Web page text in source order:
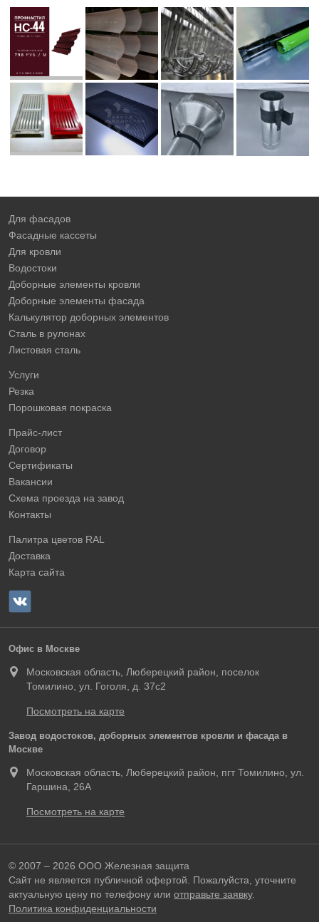
Для фасадов
Фасадные кассеты
Для кровли
Водостоки
Доборные элементы кровли
Доборные элементы фасада
Калькулятор доборных элементов
Сталь в рулонах
Листовая сталь
Услуги
Резка
Порошковая покраска
Прайс-лист
Договор
Сертификаты
Вакансии
Схема проезда на завод
Контакты
Палитра цветов RAL
Доставка
Карта сайта
Офис в Москве
Московская область, Люберецкий район, поселок
Томилино, ул. Гоголя, д. 37с2
Посмотреть на карте
Завод водостоков, доборных элементов кровли и фасада в
Москве
Московская область, Люберецкий район, пгт Томилино, ул.
Гаршина, 26А
Посмотреть на карте
© 2007 – 2026 ООО Железная защита
Сайт не является публичной офертой. Пожалуйста, уточните
актуальную цену по телефону или отправьте заявку.
Политика конфиденциальности